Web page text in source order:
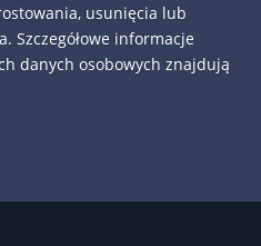
usunięcia lub
Szczegółowe informacje
danych osobowych znajdują